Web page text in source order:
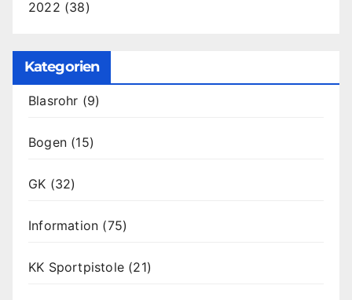
2022 (38)
Kategorien
Blasrohr (9)
Bogen (15)
GK (32)
Information (75)
KK Sportpistole (21)